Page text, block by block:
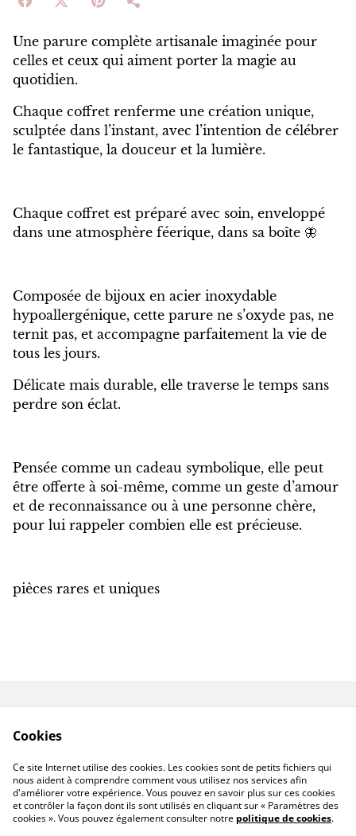
Une parure complète artisanale imaginée pour
celles et ceux qui aiment porter la magie au
quotidien.
Chaque coffret renferme une création unique,
sculptée dans l’instant, avec l’intention de célébrer
le fantastique, la douceur et la lumière.
Chaque coffret est préparé avec soin, enveloppé
dans une atmosphère féerique, dans sa boîte 🦋
Composée de bijoux en acier inoxydable
hypoallergénique, cette parure ne s’oxyde pas, ne
ternit pas, et accompagne parfaitement la vie de
tous les jours.
Délicate mais durable, elle traverse le temps sans
perdre son éclat.
Pensée comme un cadeau symbolique, elle peut
être offerte à soi-même, comme un geste d’amour
et de reconnaissance ou à une personne chère,
pour lui rappeler combien elle est précieuse.
pièces rares et uniques
Livraison hors France
Cookies
Ce site Internet utilise des cookies. Les cookies sont de petits fichiers qui
nous aident à comprendre comment vous utilisez nos services afin
d'améliorer votre expérience. Vous pouvez en savoir plus sur ces cookies
et contrôler la façon dont ils sont utilisés en cliquant sur « Paramètres des
cookies ». Vous pouvez également consulter notre politique de cookies.